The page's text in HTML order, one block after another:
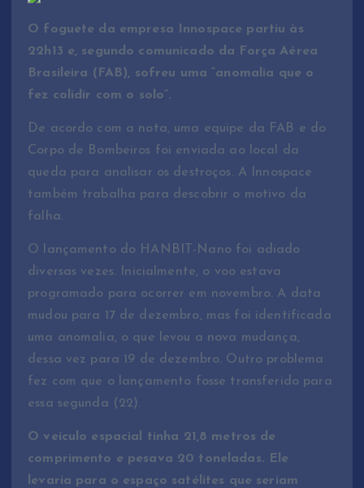
O foguete da empresa Innospace partiu às
22h13 e, segundo comunicado da Força Aérea
Brasileira (FAB), sofreu uma “anomalia que o
fez colidir com o solo”.
De acordo com a nota, uma equipe da FAB e do
Corpo de Bombeiros foi enviada ao local da
queda para analisar os destroços. A Innospace
também trabalha para descobrir o motivo da
falha.
O lançamento do HANBIT-Nano foi adiado
diversas vezes. Inicialmente, o voo estava
programado para ocorrer em novembro. A data
mudou para 17 de dezembro, mas foi identificada
uma anomalia, o que levou a nova mudança,
dessa vez para 19 de dezembro. Outro problema
fez com que o lançamento fosse transferido para
essa segunda (22).
O veículo espacial tinha 21,8 metros de
comprimento e pesava 20 toneladas. Ele
levaria para o espaço satélites que seriam